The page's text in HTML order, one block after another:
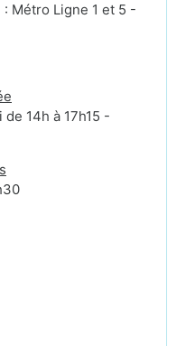
Métro Ligne 1 et 5 -
14h à 17h15 -